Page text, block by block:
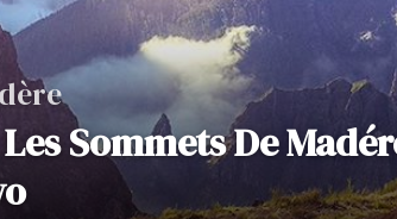
Sommets De